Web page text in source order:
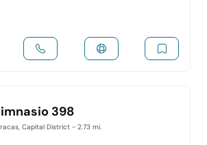
398
Capital District - 2.73 mi.